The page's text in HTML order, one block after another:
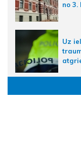
no 3.
Uz